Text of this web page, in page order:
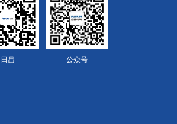
日昌 公众号